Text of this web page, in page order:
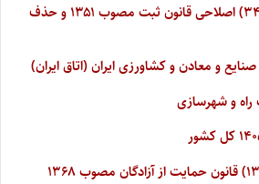
قانون اصلاح ماده (۳۴) اصلاحی قانون ثبت مصوب ۱۳۵۱ و حذف
صنایع و معادن و کشاورزی ایران (اتاق ایران)
راه و شهرسازی